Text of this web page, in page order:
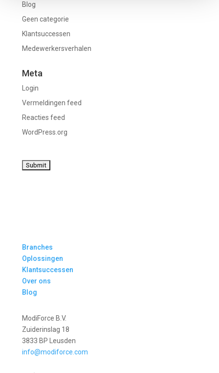
Blog
Geen categorie
Klantsuccessen
Medewerkersverhalen
Meta
Login
Vermeldingen feed
Reacties feed
WordPress.org
Branches
Oplossingen
Klantsuccessen
Over ons
Blog
ModiForce B.V.
Zuiderinslag 18
3833 BP Leusden
info@modiforce.com